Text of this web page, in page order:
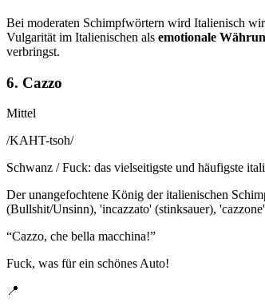
Bei moderaten Schimpfwörtern wird Italienisch
Vulgarität im Italienischen als emotionale
verbringst.
6. Cazzo
Mittel
/KAHT-tsoh/
Schwanz / Fuck: das vielseitigste und häufigste
Der unangefochtene König der italienischen
(Bullshit/Unsinn), 'incazzato' (stinksauer),
“Cazzo, che bella macchina!”
Fuck, was für ein schönes Auto!
📍